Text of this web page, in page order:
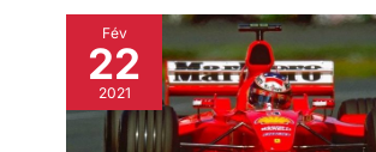
Fév
22
2021